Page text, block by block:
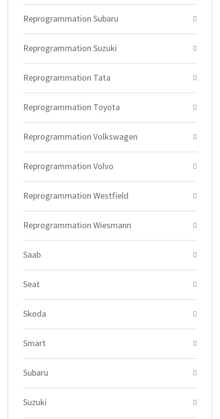
Reprogrammation Subaru
Reprogrammation Suzuki
Reprogrammation Tata
Reprogrammation Toyota
Reprogrammation Volkswagen
Reprogrammation Volvo
Reprogrammation Westfield
Reprogrammation Wiesmann
Saab
Seat
Skoda
Smart
Subaru
Suzuki